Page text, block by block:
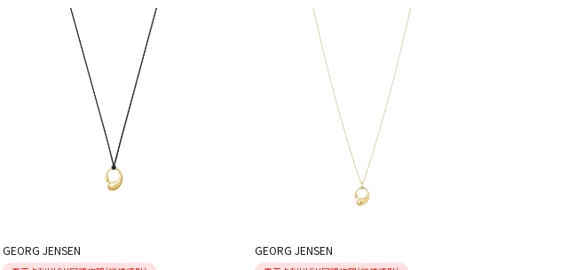
GEORG JENSEN GEORG JENSEN